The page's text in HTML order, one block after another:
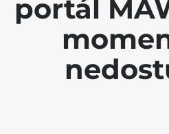
portál